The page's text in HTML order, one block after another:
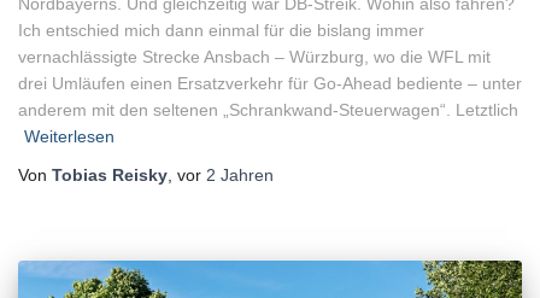
Nordbayerns. Und gleichzeitig war DB-Streik. Wohin also fahren?
Ich entschied mich dann einmal für die bislang immer
vernachlässigte Strecke Ansbach – Würzburg, wo die WFL mit
drei Umläufen einen Ersatzverkehr für Go-Ahead bediente – unter
anderem mit den seltenen „Schrankwand-Steuerwagen“. Letztlich
Weiterlesen
Von Tobias Reisky, vor 2 Jahren